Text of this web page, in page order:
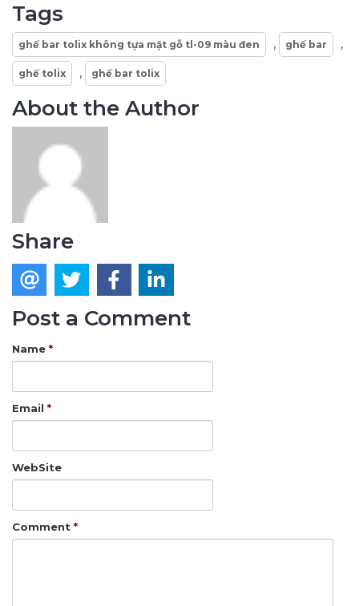
Tags
ghế bar tolix không tựa mặt gỗ tl-09 màu đen , ghế bar ,
ghế tolix , ghế bar tolix
About the Author
Share
Post a Comment
Name *
Email *
WebSite
Comment *